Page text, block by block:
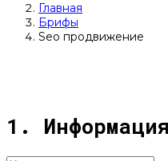
Главная
Брифы
Seo продвижение
1.